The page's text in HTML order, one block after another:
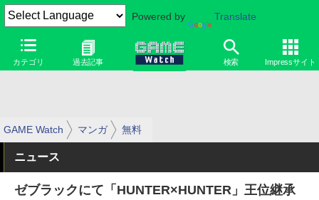
Powered by Translate
カテゴリ 過去記事 検索 Impressサイト
GAME Watch マンガ 無料
ニュース
ゼブラックにて「HUNTER×HUNTER」王位継承